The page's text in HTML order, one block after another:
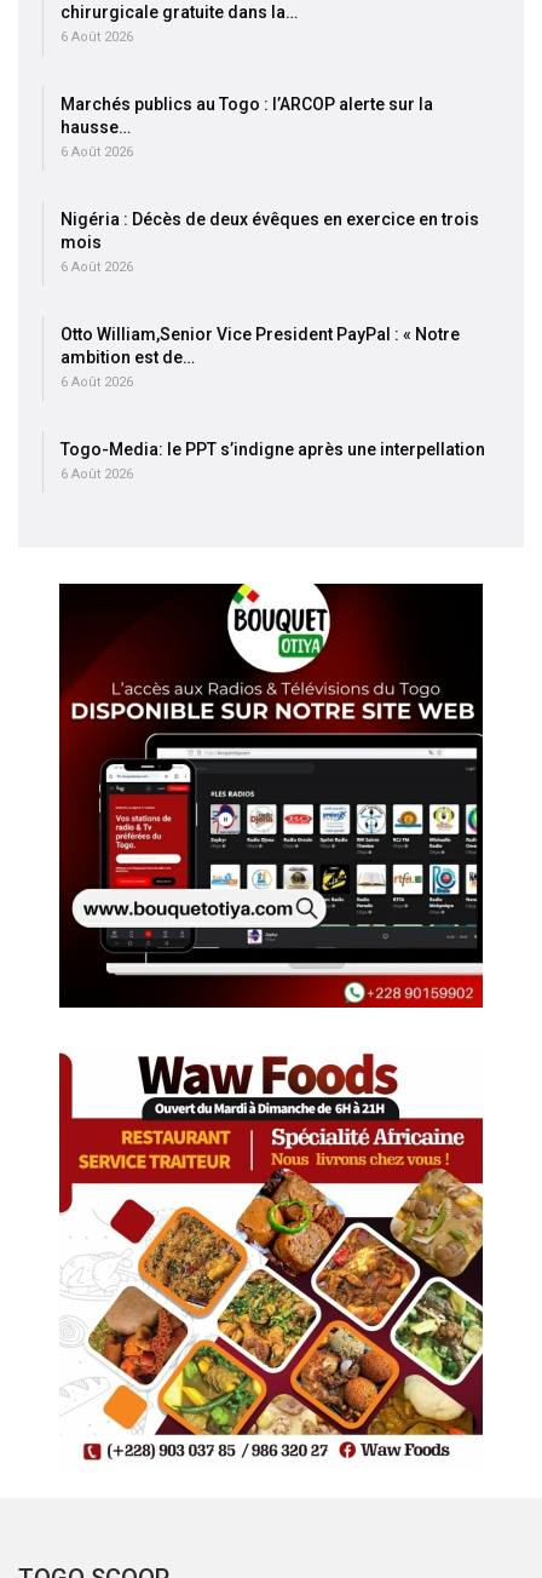
chirurgicale gratuite dans la…
6 Août 2026
Marchés publics au Togo : l’ARCOP alerte sur la
hausse…
6 Août 2026
Nigéria : Décès de deux évêques en exercice en trois
mois
6 Août 2026
Otto William,Senior Vice President PayPal : « Notre
ambition est de…
6 Août 2026
Togo-Media: le PPT s’indigne après une interpellation
6 Août 2026